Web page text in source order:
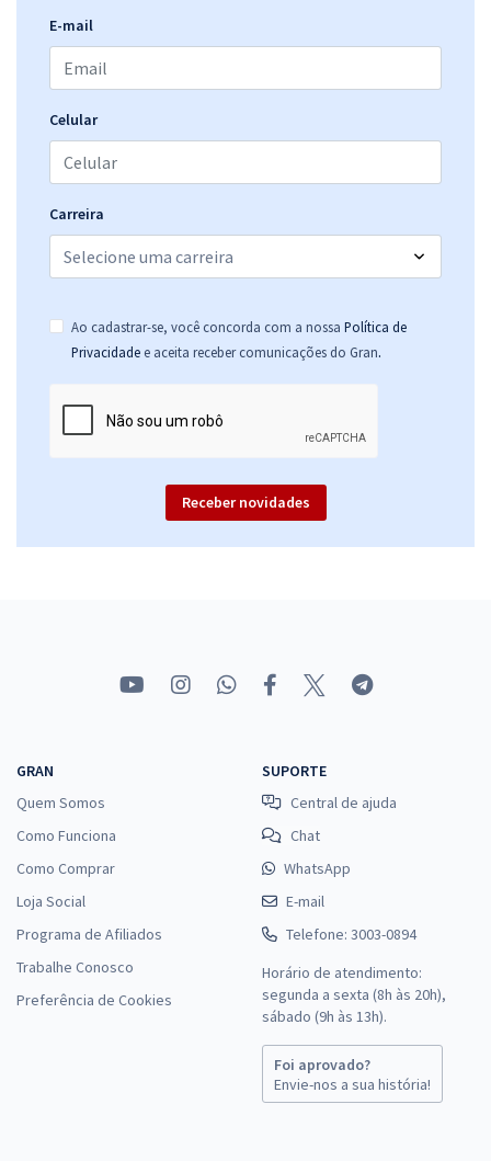
E-mail
Celular
Carreira
Ao cadastrar-se, você concorda com a nossa Política de
Privacidade e aceita receber comunicações do Gran.
Receber novidades
GRAN
Quem Somos
Como Funciona
Como Comprar
Loja Social
Programa de Afiliados
Trabalhe Conosco
Preferência de Cookies
SUPORTE
Central de ajuda
Chat
WhatsApp
E-mail
Telefone: 3003-0894
Horário de atendimento:
segunda a sexta (8h às 20h),
sábado (9h às 13h).
Foi aprovado?
Envie-nos a sua história!